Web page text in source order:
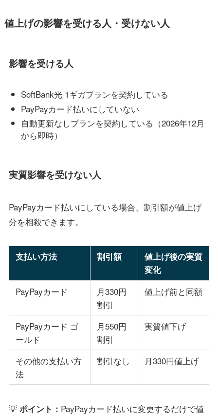
値上げの影響を受ける人・受けない人
影響を受ける人
SoftBank光 1ギガプランを契約している
PayPayカード払いにしていない
自動更新なしプランを契約している（2026年12月
から即時）
実質影響を受けない人
PayPayカード払いにしている場合、割引額が値上げ
分を相殺できます。
支払い方法 割引額
値上げ後の実質
変化
PayPayカード
月330円
割引
値上げ前と同額
PayPayカード ゴ
ールド
月550円
割引
実質値下げ
その他の支払い方
法
割引なし 月330円値上げ
💡 ポイント： PayPayカード払いに変更するだけで値